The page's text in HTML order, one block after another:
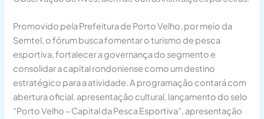
Promovido pela Prefeitura de Porto Velho, por meio da
Semtel, o fórum busca fomentar o turismo de pesca
esportiva, fortalecer a governança do segmento e
consolidar a capital rondoniense como um destino
estratégico para a atividade. A programação contará com
abertura oficial, apresentação cultural, lançamento do selo
“Porto Velho – Capital da Pesca Esportiva”, apresentação